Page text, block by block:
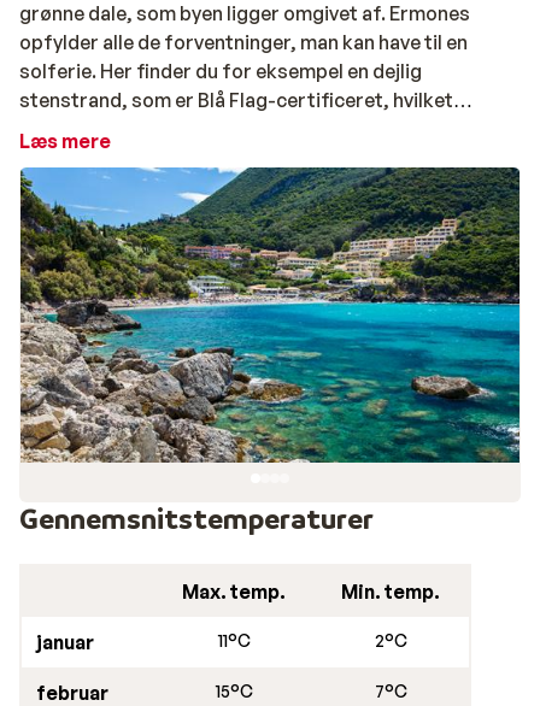
grønne dale, som byen ligger omgivet af. Ermones
opfylder alle de forventninger, man kan have til en
solferie. Her finder du for eksempel en dejlig
stenstrand, som er Blå Flag-certificeret, hvilket
garanterer sikkert badevand. Det rolige og klare
dykke her. Byen har en dykkerskole, hvor du under
kyndig vejledning kan udforske undervandsverdenen.
Klipperne, der rejser sig over vandet, skaber desuden
smukke baggrunde. Stranden kaldes også kærligt for
"Odysseus' strand".
Restauranter i Ermones
Ermones byder på et udvalg af restauranter og
butikker og caféer. Her kan du slappe af med et glas
retsina på en hyggelig udendørs terrasse og nyde den
i’et på en lun sommeraften under din ferie.
Læs mere
Gennemsnitstemperaturer
Max. temp. Min. temp.
januar 11°C 2°C
februar 15°C 7°C